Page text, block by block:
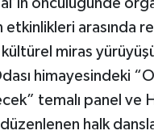
etkinlikleri arasında
miras
himayesindeki
temalı panel ve
halk